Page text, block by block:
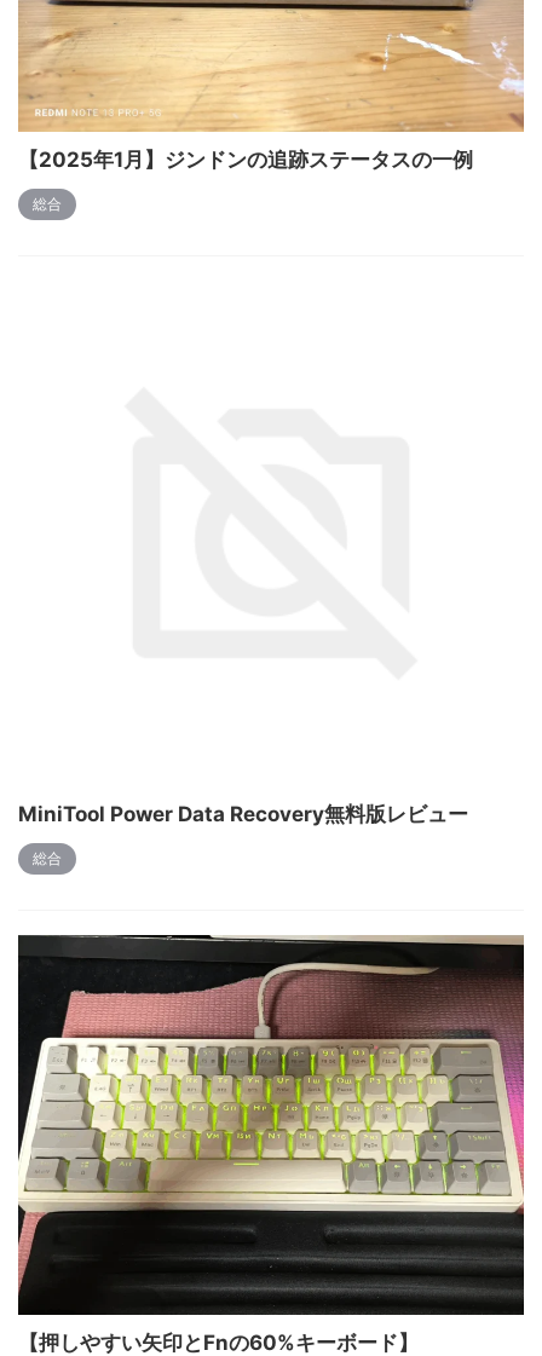
【2025年1月】ジンドンの追跡ステータスの一例
総合
MiniTool Power Data Recovery無料版レビュー
総合
【押しやすい矢印とFnの60%キーボード】